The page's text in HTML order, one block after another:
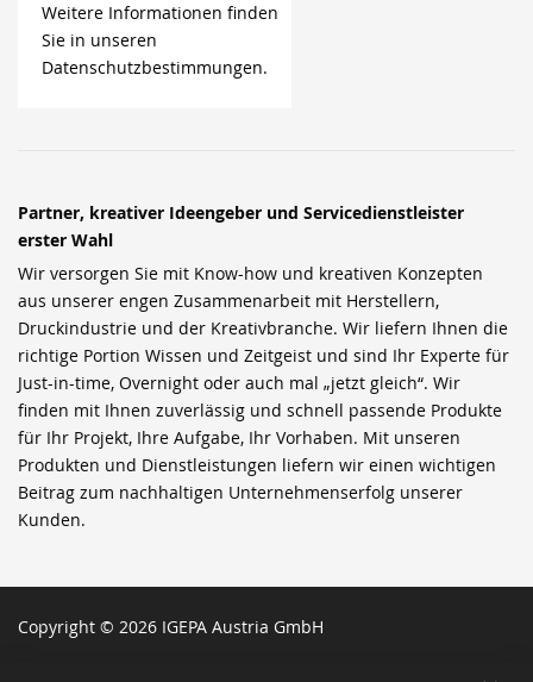
Weitere Informationen finden
Sie in unseren
Datenschutzbestimmungen.
Partner, kreativer Ideengeber und Servicedienstleister
erster Wahl
Wir versorgen Sie mit Know-how und kreativen Konzepten
aus unserer engen Zusammenarbeit mit Herstellern,
Druckindustrie und der Kreativbranche. Wir liefern Ihnen die
richtige Portion Wissen und Zeitgeist und sind Ihr Experte für
Just-in-time, Overnight oder auch mal „jetzt gleich“. Wir
finden mit Ihnen zuverlässig und schnell passende Produkte
für Ihr Projekt, Ihre Aufgabe, Ihr Vorhaben. Mit unseren
Produkten und Dienstleistungen liefern wir einen wichtigen
Beitrag zum nachhaltigen Unternehmenserfolg unserer
Kunden.
Copyright © 2026 IGEPA Austria GmbH